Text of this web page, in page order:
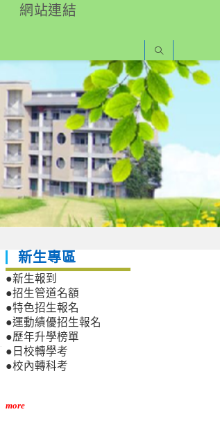
網站連結
新生專區
●新生報到
●招生管道名額
●特色招生報名
●運動績優招生報名
●歷年升學榜單
●日校轉學考
●校內轉科考
more